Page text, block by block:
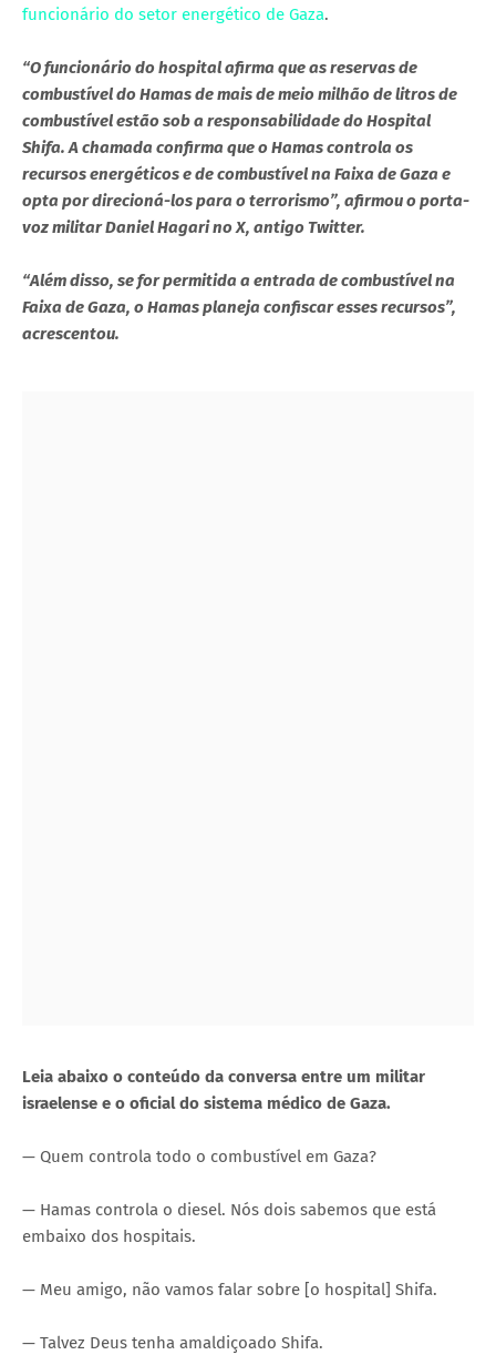
funcionário do setor energético de Gaza.
“O funcionário do hospital afirma que as reservas de
combustível do Hamas de mais de meio milhão de litros de
combustível estão sob a responsabilidade do Hospital
Shifa. A chamada confirma que o Hamas controla os
recursos energéticos e de combustível na Faixa de Gaza e
opta por direcioná-los para o terrorismo”, afirmou o porta-
voz militar Daniel Hagari no X, antigo Twitter.
“Além disso, se for permitida a entrada de combustível na
Faixa de Gaza, o Hamas planeja confiscar esses recursos”,
acrescentou.
Leia abaixo o conteúdo da conversa entre um militar
israelense e o oficial do sistema médico de Gaza.
— Quem controla todo o combustível em Gaza?
— Hamas controla o diesel. Nós dois sabemos que está
embaixo dos hospitais.
— Meu amigo, não vamos falar sobre [o hospital] Shifa.
— Talvez Deus tenha amaldiçoado Shifa.